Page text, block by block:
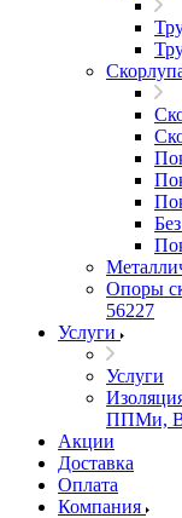
Опоры
56227
Услуги
Услуги
ППМи,
Акции
Доставка
Оплата
Компания